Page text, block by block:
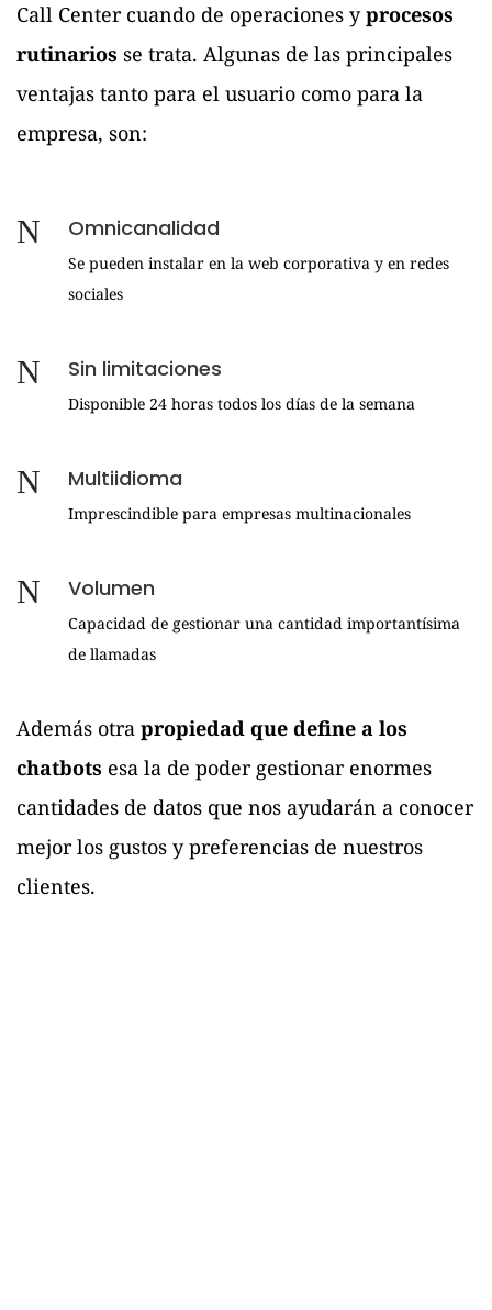
Call Center cuando de operaciones yprocesos
rutinarios se trata. Algunas de las principales
ventajas tanto para el usuario como para la
empresa, son:
Omnicanalidad
Se pueden instalar en la web corporativa y en redes
sociales
Sin limitaciones
Disponible 24 horas todos los días de la semana
Multiidioma
Imprescindible para empresas multinacionales
Volumen
Capacidad de gestionar una cantidad importantísima
de llamadas
Además otra propiedad que define a los
chatbots esa la de poder gestionar enormes
cantidades de datos que nos ayudarán a conocer
mejor los gustos y preferencias de nuestros
clientes.